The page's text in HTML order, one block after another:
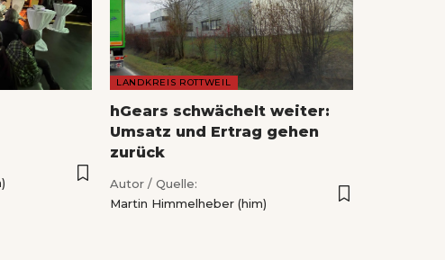
LANDKREIS ROTTWEIL
hGears schwächelt weiter:
Umsatz und Ertrag gehen
zurück
Autor / Quelle:
Martin Himmelheber (him)